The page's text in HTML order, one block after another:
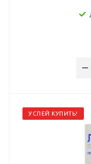
УСПЕЙ КУПИТЬ!